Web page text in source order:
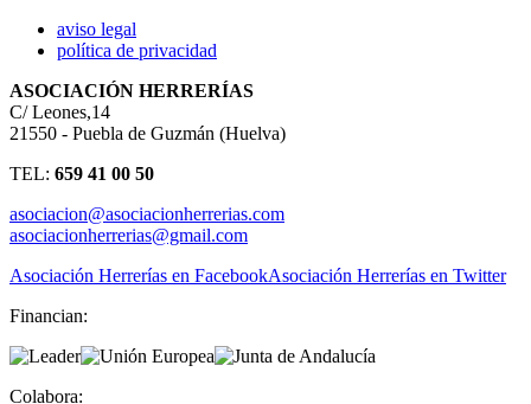
aviso legal
política de privacidad
ASOCIACIÓN HERRERÍAS
C/ Leones,14
21550 - Puebla de Guzmán (Huelva)
TEL: 659 41 00 50
asociacion@asociacionherrerias.com
asociacionherrerias@gmail.com
Asociación Herrerías en FacebookAsociación Herrerías en Twitter
Financian:
Colabora: